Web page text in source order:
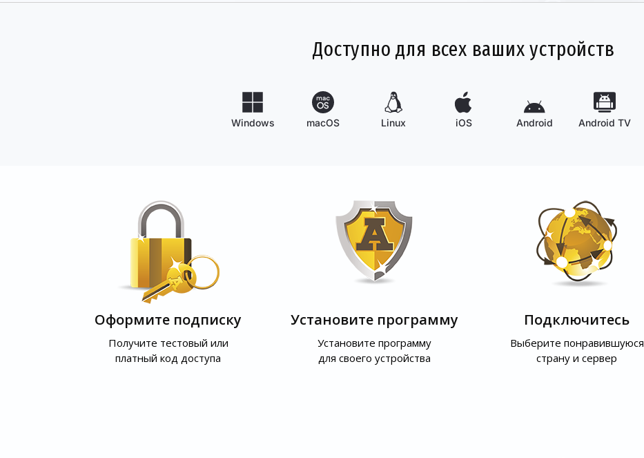
Доступно для всех ваших устройств
Windows macOS Linux iOS Android Android TV
Оформите подписку
Получите тестовый или
платный код доступа
Установите программу
Установите программу
для своего устройства
Подключитесь
Выберите понравившуюся
страну и сервер